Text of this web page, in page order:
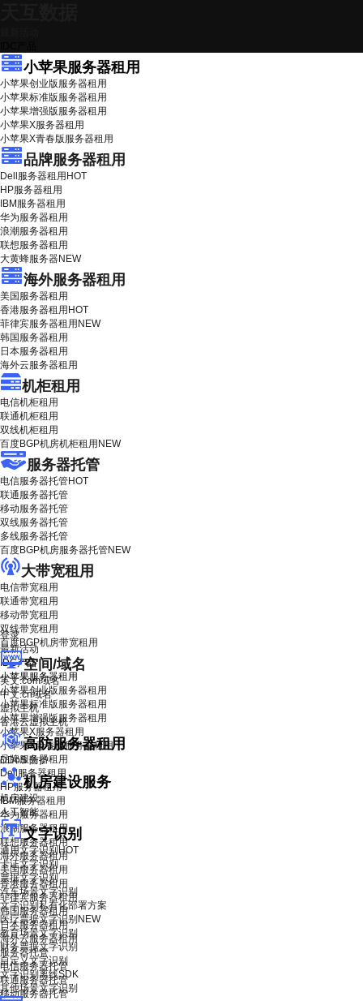
小苹果服务器租用
小苹果创业版服务器租用
小苹果标准版服务器租用
小苹果增强版服务器租用
小苹果X服务器租用
小苹果X青春版服务器租用
品牌服务器租用
Dell服务器租用 HOT
HP服务器租用
IBM服务器租用
华为服务器租用
浪潮服务器租用
联想服务器租用
大黄蜂服务器NEW
海外服务器租用
美国服务器租用
香港服务器租用 HOT
菲律宾服务器租用 NEW
韩国服务器租用
日本服务器租用
海外云服务器租用
机柜租用
电信机柜租用
联通机柜租用
双线机柜租用
百度BGP机房机柜租用 NEW
服务器托管
电信服务器托管HOT
联通服务器托管
移动服务器托管
双线服务器托管
多线服务器托管
百度BGP机房服务器托管NEW
大带宽租用
电信带宽租用
联通带宽租用
移动带宽租用
双线带宽租用
百度BGP机房带宽租用
空间/域名
英文.com域名
中文.cn域名
虚拟主机
香港云虚拟主机
高防服务器租用
DDoS 防护
机房建设服务
机房建设
人工智能
文字识别
通用文字识别 HOT
卡证文字识别
票据文字识别
汽车场景文字识别
文字识别私有化部署方案
医疗票据文字识别 NEW
教育场景文字识别
财务票据文字识别
自定义文字识别
文字识别离线SDK
其他场景文字识别
登录
最新活动
IDC产品
小苹果服务器租用
小苹果创业版服务器租用
小苹果标准版服务器租用
小苹果增强版服务器租用
小苹果X服务器租用
小苹果X青春版服务器租用
品牌服务器租用
Dell服务器租用
HP服务器租用
IBM服务器租用
华为服务器租用
浪潮服务器租用
联想服务器租用
海外服务器租用
美国服务器租用
香港服务器租用
菲律宾服务器租用
韩国服务器租用
日本服务器租用
海外云服务器租用
服务器托管
电信服务器托管
联通服务器托管
移动服务器托管